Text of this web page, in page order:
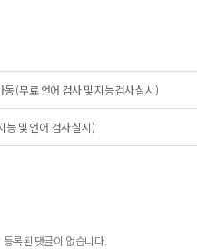
(무료 언어 검사 및 지능검사 실시)
및 언어 검사 실시)
등록된 댓글이 없습니다.